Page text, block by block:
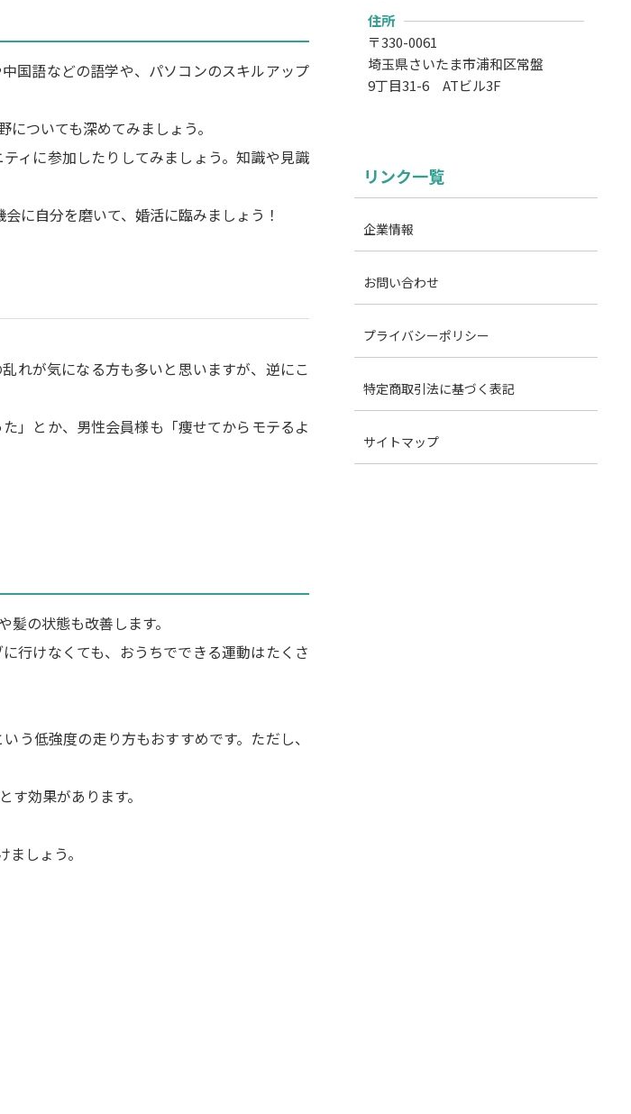
国語などの語学や、パソコンのスキルアップ
ついても深めてみましょう。
ィに参加したりしてみましょう。知識や見識
に自分を磨いて、婚活に臨みましょう！
れが気になる方も多いと思いますが、逆にこ
」とか、男性会員様も「痩せてからモテるよ
の状態も改善します。
行けなくても、おうちでできる運動はたくさ
う低強度の走り方もおすすめです。ただし、
効果があります。
しょう。
住所
〒330-0061
埼玉県さいたま市浦和区常盤
9丁目31-6 ATビル3F
リンク一覧
企業情報
お問い合わせ
プライバシーポリシー
特定商取引法に基づく表記
サイトマップ